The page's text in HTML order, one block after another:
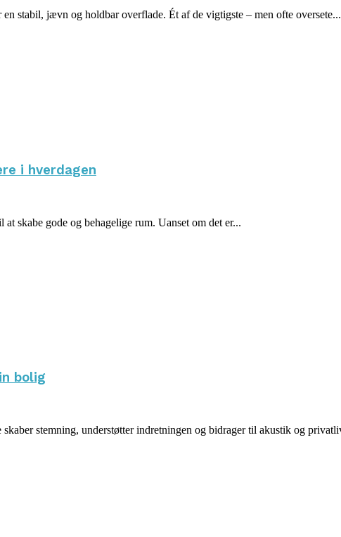
stabil, jævn og holdbar overflade. Ét af de vigtigste – men ofte oversete...
i hverdagen
skabe gode og behagelige rum. Uanset om det er...
bolig
stemning, understøtter indretningen og bidrager til akustik og